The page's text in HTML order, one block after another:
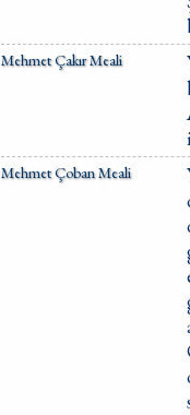
Mehmet Çakır Meali
Mehmet Çoban Meali